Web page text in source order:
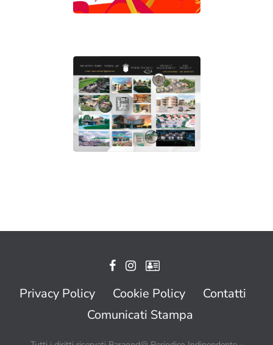
Privacy Policy Cookie Policy
Contatti
Comunicati Stampa